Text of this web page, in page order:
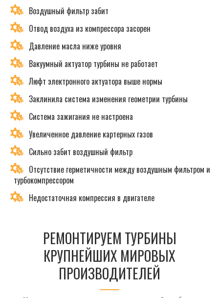
Воздушный фильтр забит
Отвод воздуха из компрессора засорен
Давление масла ниже уровня
Вакуумный актуатор турбины не работает
Люфт электронного актуатора выше нормы
Заклинила система изменения геометрии турбины
Система зажигания не настроена
Увеличенное давление картерных газов
Сильно забит воздушный фильтр
Отсутствие герметичности между воздушным фильтром и
турбокомпрессором
Недостаточная компрессия в двигателе
РЕМОНТИРУЕМ ТУРБИНЫ
КРУПНЕЙШИХ МИРОВЫХ
ПРОИЗВОДИТЕЛЕЙ